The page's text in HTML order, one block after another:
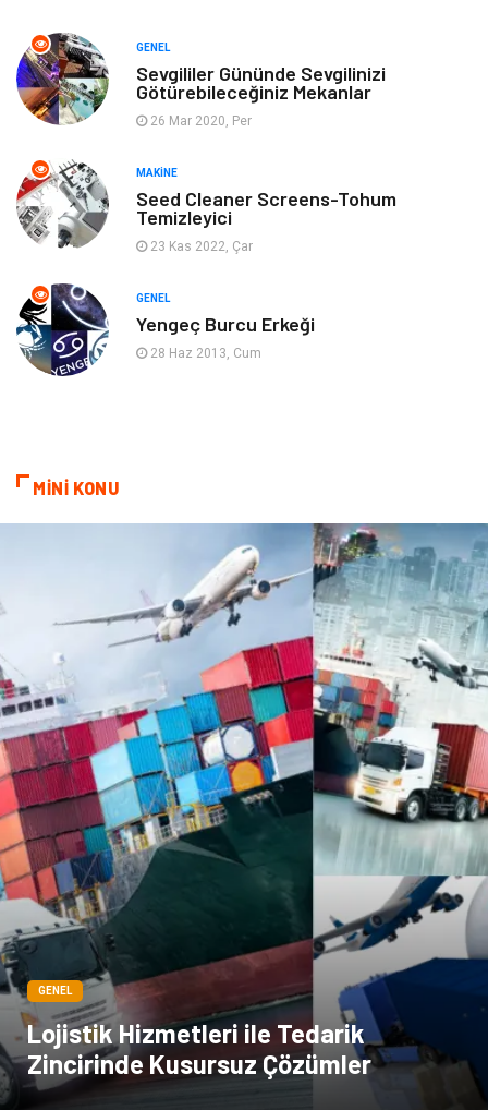
Anne & Çocuk Genel Kültür
Ev İşleri
Gençlik & Eğlence
Mobilya
Evlilik Rehberi
Astroloji Keyfinizi Kaçırmayın
Çadır
Yazı Tahtaları Pet Malzemeleri
GENEL
Sevgililer Gününde Sevgilinizi
Götürebileceğiniz Mekanlar
26 Mar 2020, Per
MAKINE
Seed Cleaner Screens-Tohum
Temizleyici
23 Kas 2022, Çar
GENEL
Yengeç Burcu Erkeği
28 Haz 2013, Cum
MİNİ KONU
GENEL
Lojistik Hizmetleri ile Tedarik
Zincirinde Kusursuz Çözümler